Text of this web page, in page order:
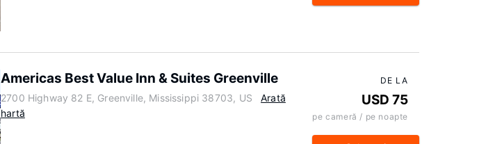
Americas Best Value Inn & Suites Greenville
2700 Highway 82 E, Greenville, Mississippi 38703, US
Arată
hartă
DE LA
USD 75
pe cameră / pe noapte